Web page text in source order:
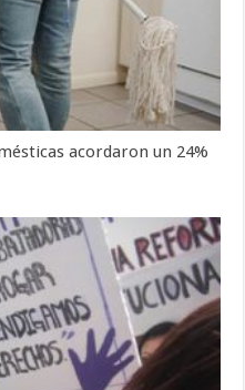
acordaron un 24%